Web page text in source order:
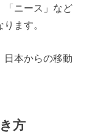
「ニース」など
ます。
日本からの移動
方